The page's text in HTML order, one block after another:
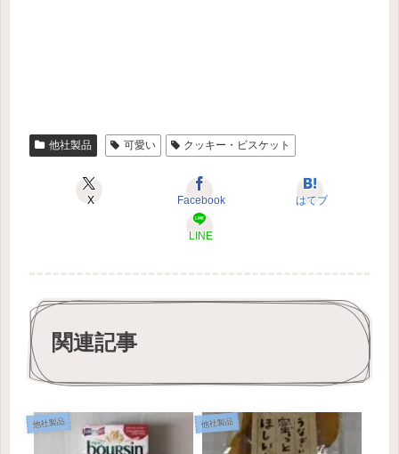
他社製品 可愛い クッキー・ビスケット
X Facebook はてブ
LINE
関連記事
他社製品 他社製品